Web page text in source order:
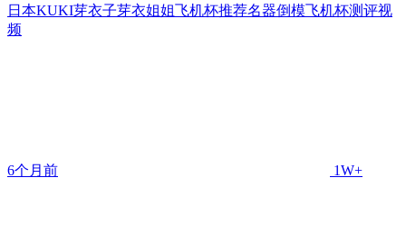
日本KUKI芽衣子芽衣姐姐飞机杯推荐名器倒模飞机杯测评视
频
6个月前 1W+